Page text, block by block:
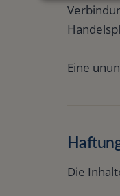
Eine
Die